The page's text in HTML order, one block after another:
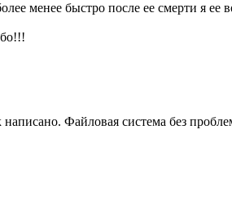
менее быстро после ее смерти я ее
написано. Файловая система без